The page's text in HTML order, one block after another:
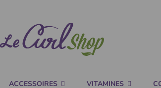
ACCESSOIRES VITAMINES